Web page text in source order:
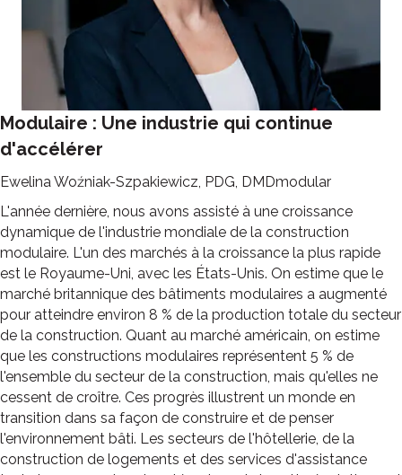
Modulaire : Une industrie qui continue
d'accélérer
Ewelina Woźniak-Szpakiewicz, PDG, DMDmodular
L'année dernière, nous avons assisté à une croissance
dynamique de l'industrie mondiale de la construction
modulaire. L'un des marchés à la croissance la plus rapide
est le Royaume-Uni, avec les États-Unis. On estime que le
marché britannique des bâtiments modulaires a augmenté
pour atteindre environ 8 % de la production totale du secteur
de la construction. Quant au marché américain, on estime
que les constructions modulaires représentent 5 % de
l'ensemble du secteur de la construction, mais qu'elles ne
cessent de croître. Ces progrès illustrent un monde en
transition dans sa façon de construire et de penser
l'environnement bâti. Les secteurs de l'hôtellerie, de la
construction de logements et des services d'assistance